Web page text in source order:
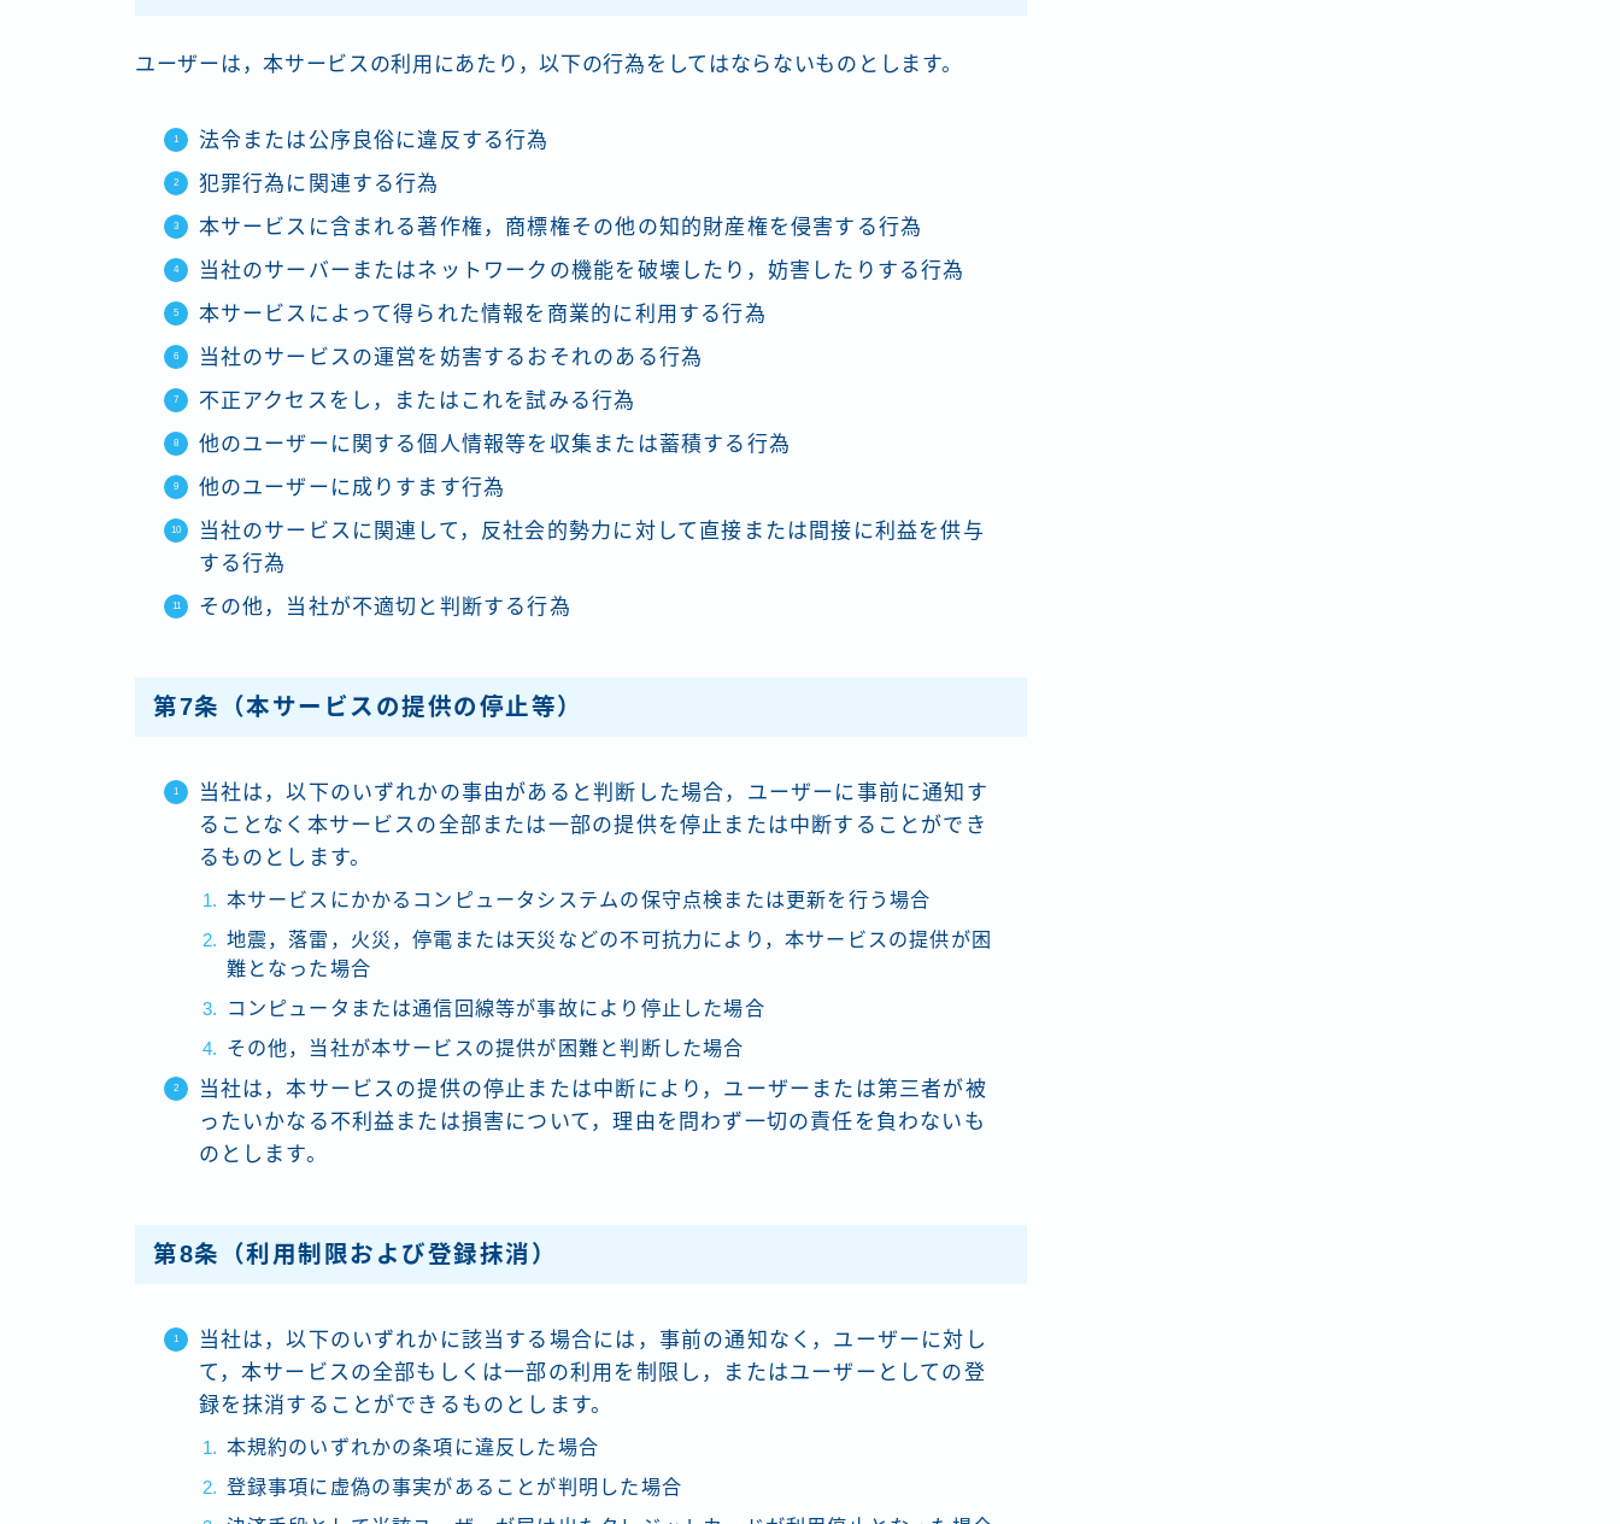
ユーザーは，本サービスの利用にあたり，以下の行為をしてはならないものとします。
法令または公序良俗に違反する行為
犯罪行為に関連する行為
本サービスに含まれる著作権，商標権その他の知的財産権を侵害する行為
当社のサーバーまたはネットワークの機能を破壊したり，妨害したりする行為
本サービスによって得られた情報を商業的に利用する行為
当社のサービスの運営を妨害するおそれのある行為
不正アクセスをし，またはこれを試みる行為
他のユーザーに関する個人情報等を収集または蓄積する行為
他のユーザーに成りすます行為
当社のサービスに関連して，反社会的勢力に対して直接または間接に利益を供与
する行為
その他，当社が不適切と判断する行為
第7条（本サービスの提供の停止等）
当社は，以下のいずれかの事由があると判断した場合，ユーザーに事前に通知す
ることなく本サービスの全部または一部の提供を停止または中断することができ
るものとします。
本サービスにかかるコンピュータシステムの保守点検または更新を行う場合
地震，落雷，火災，停電または天災などの不可抗力により，本サービスの提供が困
難となった場合
コンピュータまたは通信回線等が事故により停止した場合
その他，当社が本サービスの提供が困難と判断した場合
当社は，本サービスの提供の停止または中断により，ユーザーまたは第三者が被
ったいかなる不利益または損害について，理由を問わず一切の責任を負わないも
のとします。
第8条（利用制限および登録抹消）
当社は，以下のいずれかに該当する場合には，事前の通知なく，ユーザーに対し
て，本サービスの全部もしくは一部の利用を制限し，またはユーザーとしての登
録を抹消することができるものとします。
本規約のいずれかの条項に違反した場合
登録事項に虚偽の事実があることが判明した場合